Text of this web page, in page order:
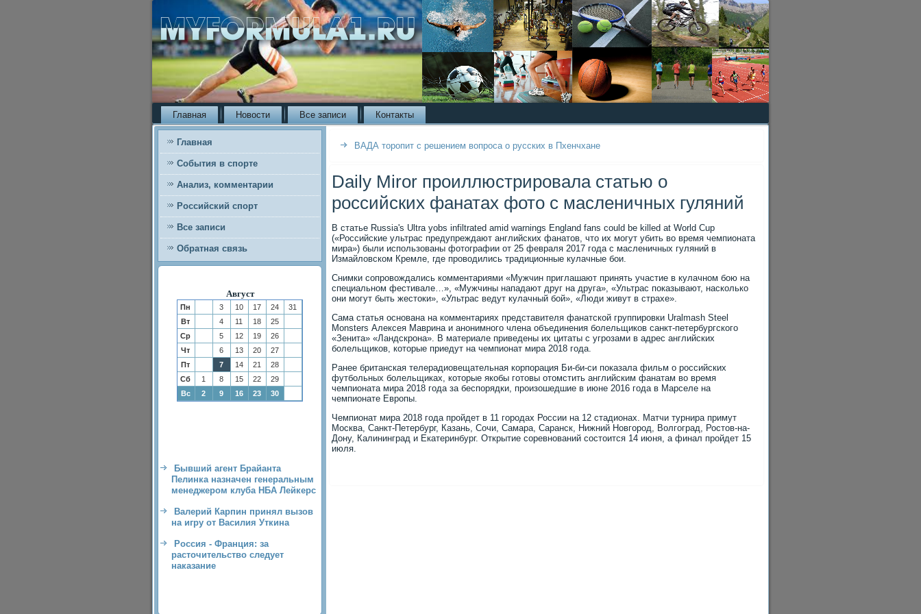
Главная Новости Все записи Контакты
Главная
События в спорте
Анализ, комментарии
Российский спорт
Все записи
Обратная связь
Август
Пн 3 10 17 24
31
Вт
4 11 18
25
Ср
5 12 19
26
Чт
6 13 20
27
Пт
7 14 21
28
Сб
1 8 15 22
29
Вс
2 9 16 23 30
Бывший агент Брайанта
Пелинка назначен генеральным
менеджером клуба НБА Лейкерс
Валерий Карпин принял вызов
на игру от Василия Уткина
Россия - Франция: за
расточительство следует
наказание
ВАДА торопит с решением вопроса о русских в Пхенчхане
Daily Miror проиллюстрировала статью о
российских фанатах фото с масленичных гуляний
В статье Russia's Ultra yobs infiltrated amid warnings England fans could be killed at World Cup
(«Российские ультрас предупреждают английских фанатов, что их могут убить во время чемпионата
мира») были использованы фотографии от 25 февраля 2017 года с масленичных гуляний в
Измайловском Кремле, где проводились традиционные кулачные бои.
Снимки сопровождались комментариями «Мужчин приглашают принять участие в кулачном бою на
специальном фестивале…», «Мужчины нападают друг на друга», «Ультрас показывают, насколько
они могут быть жестоки», «Ультрас ведут кулачный бой», «Люди живут в страхе».
Сама статья основана на комментариях представителя фанатской группировки Uralmash Steel
Monsters Алексея Маврина и анонимного члена объединения болельщиков санкт-петербургского
«Зенита» «Ландскрона». В материале приведены их цитаты с угрозами в адрес английских
болельщиков, которые приедут на чемпионат мира 2018 года.
Ранее британская телерадиовещательная корпорация Би-би-си показала фильм о российских
футбольных болельщиках, которые якобы готовы отомстить английским фанатам во время
чемпионата мира 2018 года за беспорядки, произошедшие в июне 2016 года в Марселе на
чемпионате Европы.
Чемпионат мира 2018 года пройдет в 11 городах России на 12 стадионах. Матчи турнира примут
Москва, Санкт-Петербург, Казань, Сочи, Самара, Саранск, Нижний Новгород, Волгоград, Ростов-на-
Дону, Калининград и Екатеринбург. Открытие соревнований состоится 14 июня, а финал пройдет 15
июля.